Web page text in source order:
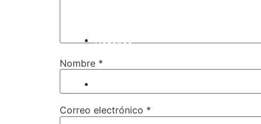
Nombre *
Correo electrónico *